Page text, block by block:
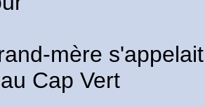
mère
Cap Vert